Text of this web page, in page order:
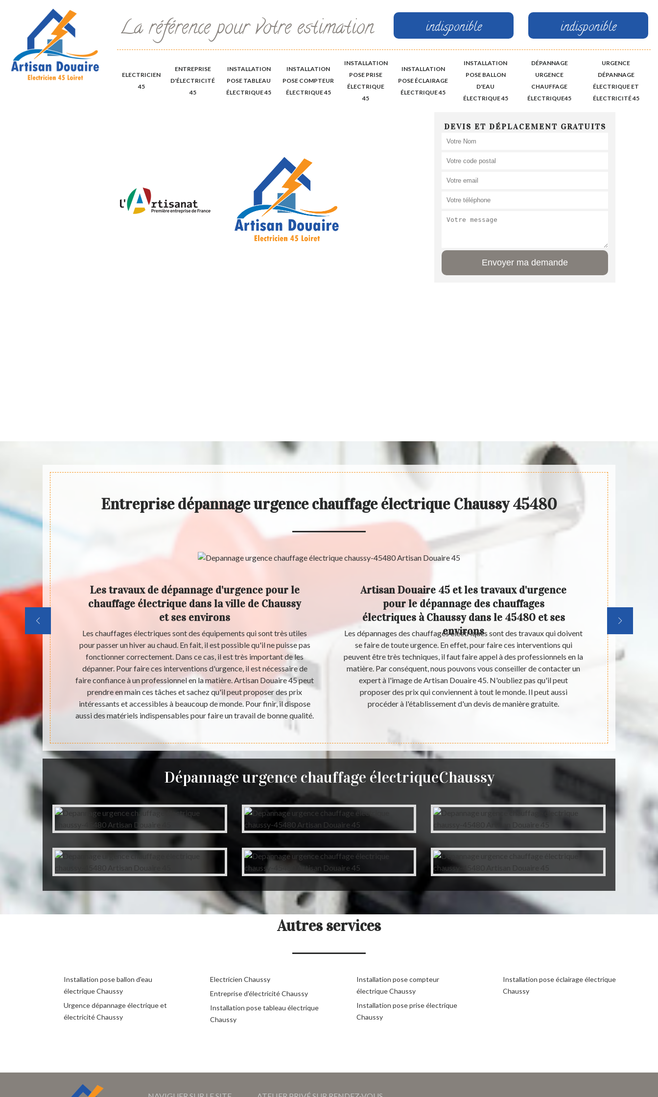
La référence pour votre estimation indisponible indisponible
ELECTRICIEN
45
ENTREPRISE
D'ÉLECTRICITÉ
45
INSTALLATION
POSE TABLEAU
ÉLECTRIQUE 45
INSTALLATION
POSE COMPTEUR
ÉLECTRIQUE 45
INSTALLATION
POSE PRISE
ÉLECTRIQUE
45
INSTALLATION
POSE ÉCLAIRAGE
ÉLECTRIQUE 45
INSTALLATION
POSE BALLON
D'EAU
ÉLECTRIQUE 45
DÉPANNAGE
URGENCE
CHAUFFAGE
ÉLECTRIQUE45
URGENCE
DÉPANNAGE
ÉLECTRIQUE ET
ÉLECTRICITÉ 45
DEVIS ET DÉPLACEMENT GRATUITS
Entreprise dépannage urgence chauffage électrique Chaussy 45480
des
Les travaux de dépannage d'urgence pour le
chauffage électrique dans la ville de Chaussy
et ses environs
Les chauffages électriques sont des équipements qui sont très utiles
pour passer un hiver au chaud. En fait, il est possible qu'il ne puisse pas
fonctionner correctement. Dans ce cas, il est très important de les
dépanner. Pour faire ces interventions d'urgence, il est nécessaire de
faire confiance à un professionnel en la matière. Artisan Douaire 45 peut
prendre en main ces tâches et sachez qu'il peut proposer des prix
intéressants et accessibles à beaucoup de monde. Pour finir, il dispose
aussi des matériels indispensables pour faire un travail de bonne qualité.
Artisan Douaire 45 et les travaux d'urgence
pour le dépannage des chauffages
électriques à Chaussy dans le 45480 et ses
environs
Les dépannages des chauffages électriques sont des travaux qui doivent
se faire de toute urgence. En effet, pour faire ces interventions qui
peuvent être très techniques, il faut faire appel à des professionnels en la
matière. Par conséquent, nous pouvons vous conseiller de contacter un
expert à l'image de Artisan Douaire 45. N'oubliez pas qu'il peut
proposer des prix qui conviennent à tout le monde. Il peut aussi
procéder à l'établissement d'un devis de manière gratuite.
Il est
clients.
Dépannage urgence chauffage électriqueChaussy
Autres services
Installation pose ballon d'eau
électrique Chaussy
Urgence dépannage électrique et
électricité Chaussy
Electricien Chaussy
Entreprise d'électricité Chaussy
Installation pose tableau électrique
Chaussy
Installation pose compteur
électrique Chaussy
Installation pose prise électrique
Chaussy
Installation pose éclairage électrique
Chaussy